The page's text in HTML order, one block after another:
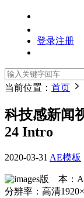
登录注册
当前位置： 首页
科技感新闻
24 Intro
2020-03-31 AE模板
版 本：
分辨率：高清